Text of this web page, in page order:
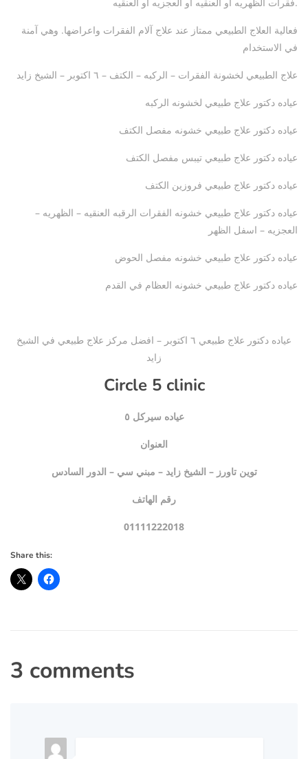
في الاستخدام
علاج الطبيعي لخشونة الفقرات – الركبه – الكتف – ٦ اكتوبر – الشيخ زايد
عياده دكتور علاج طبيعي لخشونه الركبه
عياده دكتور علاج طبيعي خشونه مفصل الكتف
عياده دكتور علاج طبيعي تيبس مفصل الكتف
عياده دكتور علاج طبيعي فروزين الكتف
عياده دكتور علاج طبيعي خشونه الفقرات الرقبه العنقيه – الظهريه –
العجزيه – اسفل الظهر
عياده دكتور علاج طبيعي خشونه مفصل الحوض
عياده دكتور علاج طبيعي خشونه العظام في القدم
عياده دكتور علاج طبيعي ٦ اكتوبر – افضل مركز علاج طبيعي في الشيخ
زايد
Circle 5 clinic
عياده سيركل ٥
العنوان
توين تاورز – الشيخ زايد – مبني سي – الدور السادس
رقم الهاتف
01111222018
Share this:
3 comments